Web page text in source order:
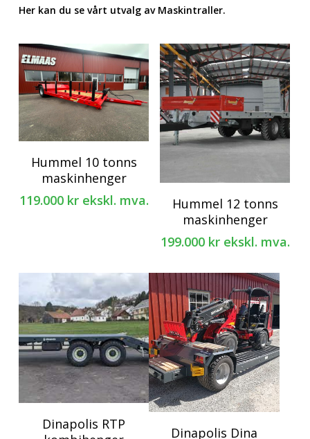
Her kan du se vårt utvalg av Maskintraller.
Hummel 10 tonns
maskinhenger
119.000 kr ekskl. mva.
produktet
flere
Alternativene
kan
velges
på
produktsiden
Hummel 12 tonns
maskinhenger
199.000 kr ekskl. mva.
Dinapolis RTP
Dinapolis Dina